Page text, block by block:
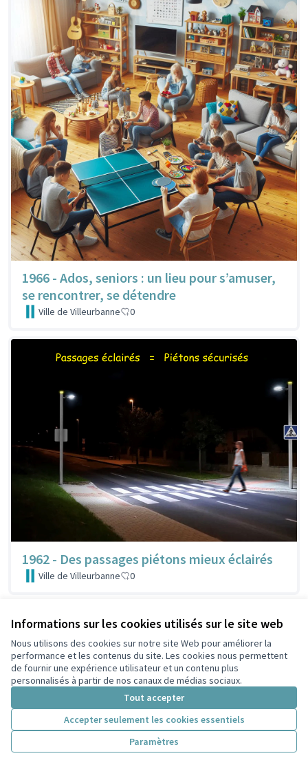
Informations sur les cookies utilisés sur le site web
Nous utilisons des cookies sur notre site Web pour améliorer la
performance et les contenus du site. Les cookies nous permettent
de fournir une expérience utilisateur et un contenu plus
personnalisés à partir de nos canaux de médias sociaux.
Tout accepter
Accepter seulement les cookies essentiels
Paramètres
1966 - Ados, seniors : un lieu pour s’amuser,
se rencontrer, se détendre
Ville de Villeurbanne 0
1962 - Des passages piétons mieux éclairés
Ville de Villeurbanne 0